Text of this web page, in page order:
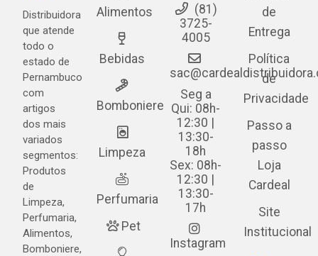
Distribuidora
que atende
todo o
estado de
Pernambuco
com
artigos
dos mais
variados
segmentos:
Produtos
de
Limpeza,
Perfumaria,
Alimentos,
Bomboniere,
Alimentos
Bebidas
Bomboniere
Limpeza
Perfumaria
Pet
(81)
3725-
4005
Seg a
Qui: 08h-
12:30 |
13:30-
18h
Sex: 08h-
12:30 |
13:30-
17h
Instagram
de
Entrega
Política
de
Privacidade
Passo a
passo
Loja
Cardeal
Site
Institucional